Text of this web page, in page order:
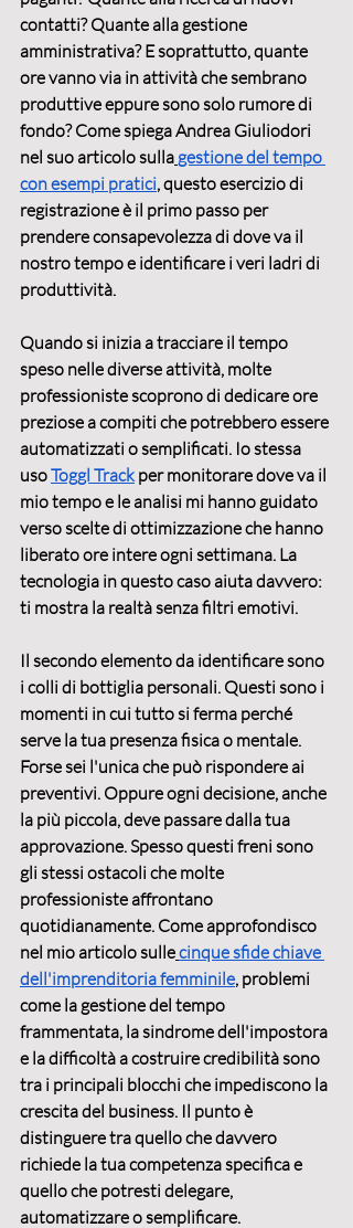
contatti? Quante alla gestione
amministrativa? E soprattutto, quante
ore vanno via in attività che sembrano
produttive eppure sono solo rumore di
fondo? Come spiega Andrea Giuliodori
nel suo articolo sullagestione del tempo
con esempi pratici, questo esercizio di
registrazione è il primo passo per
prendere consapevolezza di dove va il
nostro tempo e identificare i veri ladri di
produttività.
Quando si inizia a tracciare il tempo
speso nelle diverse attività, molte
professioniste scoprono di dedicare ore
preziose a compiti che potrebbero essere
automatizzati o semplificati. Io stessa
uso Toggl Track per monitorare dove va il
mio tempo e le analisi mi hanno guidato
verso scelte di ottimizzazione che hanno
liberato ore intere ogni settimana. La
tecnologia in questo caso aiuta davvero:
ti mostra la realtà senza filtri emotivi.
Il secondo elemento da identificare sono
i colli di bottiglia personali. Questi sono i
momenti in cui tutto si ferma perché
serve la tua presenza fisica o mentale.
Forse sei l'unica che può rispondere ai
preventivi. Oppure ogni decisione, anche
la più piccola, deve passare dalla tua
approvazione. Spesso questi freni sono
gli stessi ostacoli che molte
professioniste affrontano
quotidianamente. Come approfondisco
nel mio articolo sullecinque sfide chiave
dell'imprenditoria femminile, problemi
come la gestione del tempo
frammentata, la sindrome dell'impostora
e la difficoltà a costruire credibilità sono
tra i principali blocchi che impediscono la
crescita del business. Il punto è
distinguere tra quello che davvero
richiede la tua competenza specifica e
quello che potresti delegare,
automatizzare o semplificare.